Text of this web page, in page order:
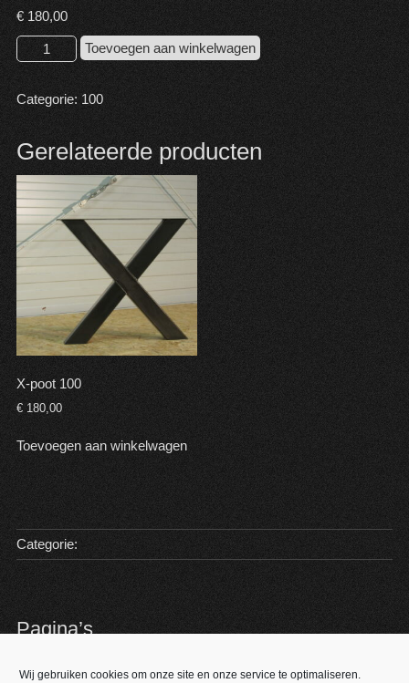
Wij gebruiken cookies om onze site en onze service te optimaliseren.
€180,00
U-
poot
100
aantal
Toevoegen aan winkelwagen
Categorie: 100
Gerelateerde producten
X-poot 100
€180,00
Toevoegen aan winkelwagen
Categorie:
Pagina’s
Algemene Voorwaarden